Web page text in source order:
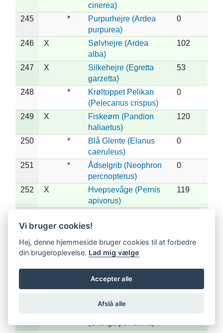
cinerea)
245 *
Purpurhejre (Ardea
purpurea)
0
246 X
Sølvhejre (Ardea
alba)
102
247 X
Silkehejre (Egretta
garzetta)
53
248 *
Krøltoppet Pelikan
(Pelecanus crispus)
0
249 X
Fiskeørn (Pandion
haliaetus)
120
250 *
Blå Glente (Elanus
caeruleus)
0
251 *
Ådselgrib (Neophron
percnopterus)
0
252 X
Hvepsevåge (Pernis
apivorus)
119
(Pernis ptilorhynchus)
254
Gåsegrib (Gyps
fulvus)
0
256 X *
Slangeørn (Circaetus
11
Vi bruger cookies!
Hej, denne hjemmeside bruger cookies til at forbedre
din brugeroplevelse. Lad mig vælge
Accepter alle
Afslå alle